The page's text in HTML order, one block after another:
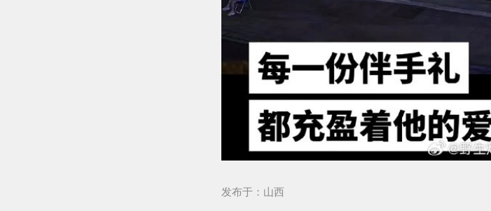
发布于：山西